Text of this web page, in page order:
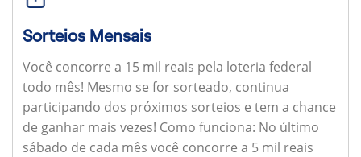
Sorteios Mensais
Você concorre a 15 mil reais pela loteria federal
todo mês! Mesmo se for sorteado, continua
participando dos próximos sorteios e tem a chance
de ganhar mais vezes! Como funciona: No último
sábado de cada mês você concorre a 5 mil reais